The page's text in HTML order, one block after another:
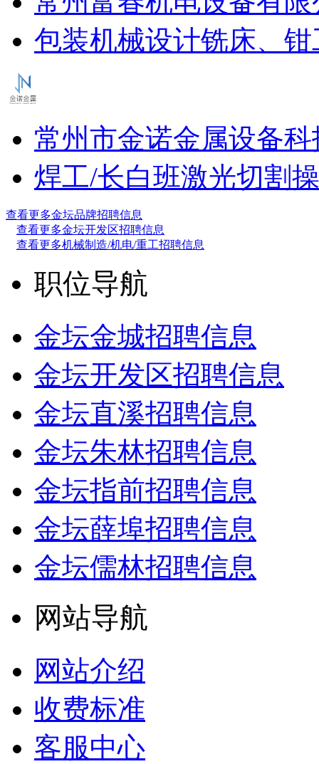
包装机械设计铣床、钳
常州市金诺金属设备
焊工/长白班激光切割
查看更多金坛品牌招聘信息
查看更多金坛开发区招聘信息
查看更多机械制造/机电/重工招聘信息
职位导航
金坛金城招聘信息
金坛开发区招聘信息
金坛直溪招聘信息
金坛朱林招聘信息
金坛指前招聘信息
金坛薛埠招聘信息
金坛儒林招聘信息
网站导航
网站介绍
收费标准
客服中心